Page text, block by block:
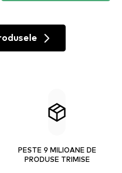
PESTE 9 MILIOANE DE
PRODUSE TRIMISE